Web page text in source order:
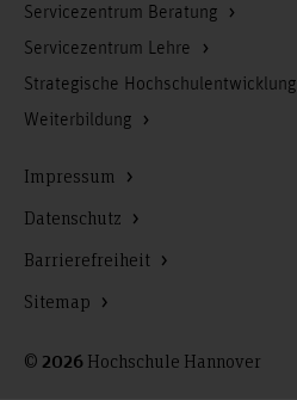
Servicezentrum Beratung
Servicezentrum Lehre
Strategische Hochschulentwicklung
Weiterbildung
© 2026 Hochschule Hannover
Impressum
Datenschutz
Barrierefreiheit
Sitemap